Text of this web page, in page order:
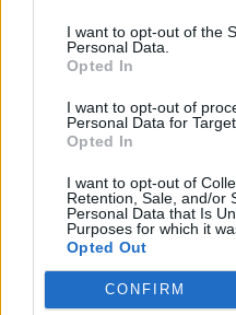
I want to opt-out of the
Personal Data.
Opted In
I want to opt-out of
Personal Data for
Opted In
I want to opt-out of
Retention, Sale, and/or
Personal Data that Is
Purposes for which it
Opted Out
CONFIRM